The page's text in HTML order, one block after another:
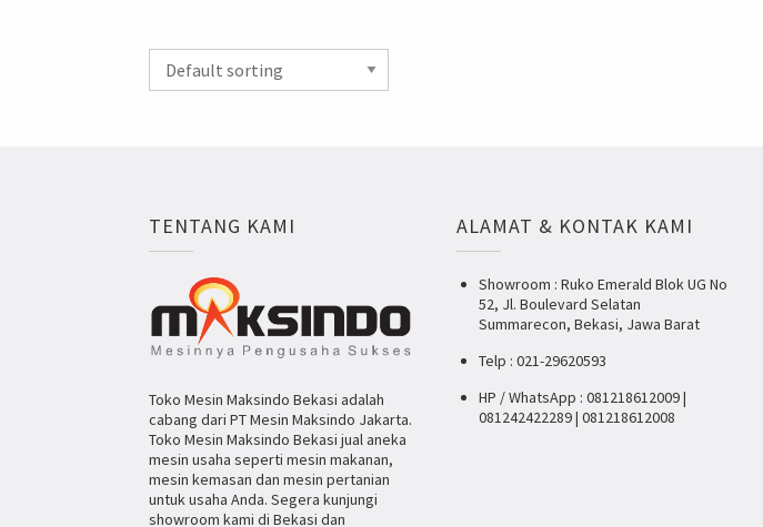
TENTANG KAMI
Toko Mesin Maksindo Bekasi adalah
cabang dari PT Mesin Maksindo Jakarta.
Toko Mesin Maksindo Bekasi jual aneka
mesin usaha seperti mesin makanan,
mesin kemasan dan mesin pertanian
untuk usaha Anda. Segera kunjungi
showroom kami di Bekasi dan
ALAMAT & KONTAK KAMI
Showroom : Ruko Emerald Blok UG No
52, Jl. Boulevard Selatan
Summarecon, Bekasi, Jawa Barat
Telp : 021-29620593
HP / WhatsApp : 081218612009 |
081242422289 | 081218612008